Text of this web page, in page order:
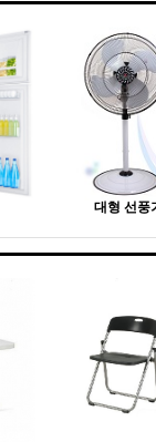
대형 선풍